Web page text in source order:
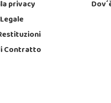
privacy
Contratto